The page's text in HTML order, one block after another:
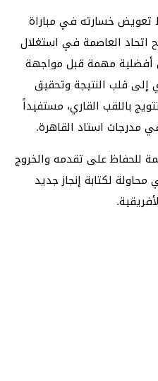
تعويض خسارته في مباراة
اتحاد العاصمة في استغلال
أفضلية مهمة قبل مواجهة
قلب النتيجة وتحقيق
باللقب القاري، مستفيداً
مدرجات استاد القاهرة.
للحفاظ على تقدمه والخروج
لكتابة إنجاز جديد